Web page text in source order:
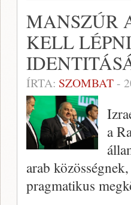
MANSZÚR
KELL
ÍRTA: SZOMBAT-
a
arab
pragmatikus